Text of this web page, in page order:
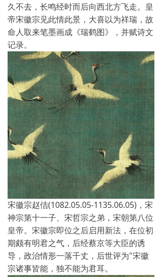
久不去，长鸣经时而后向西北方飞走。皇
帝宋徽宗见此情此景，大喜以为祥瑞，故
命人取来笔墨画成《瑞鹤图》，并赋诗文
记录。
宋徽宗赵佶(1082.05.05-1135.06.05)，宋
神宗第十一子、宋哲宗之弟，宋朝第八位
皇帝。宋徽宗即位之后启用新法，在位初
期颇有明君之气，后经蔡京等大臣的诱
导，政治情形一落千丈，后世评为"宋徽
宗诸事皆能，独不能为君耳。